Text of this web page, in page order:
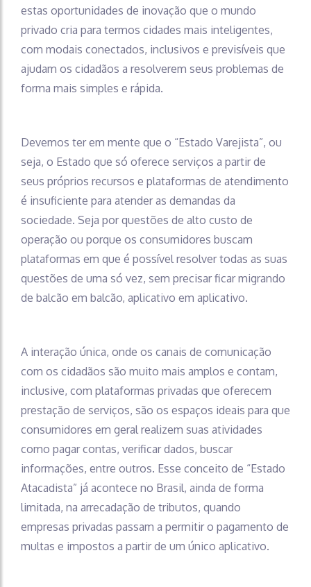
estas oportunidades de inovação que o mundo
privado cria para termos cidades mais inteligentes,
com modais conectados, inclusivos e previsíveis que
ajudam os cidadãos a resolverem seus problemas de
forma mais simples e rápida.
Devemos ter em mente que o “Estado Varejista”, ou
seja, o Estado que só oferece serviços a partir de
seus próprios recursos e plataformas de atendimento
é insuficiente para atender as demandas da
sociedade. Seja por questões de alto custo de
operação ou porque os consumidores buscam
plataformas em que é possível resolver todas as suas
questões de uma só vez, sem precisar ficar migrando
de balcão em balcão, aplicativo em aplicativo.
A interação única, onde os canais de comunicação
com os cidadãos são muito mais amplos e contam,
inclusive, com plataformas privadas que oferecem
prestação de serviços, são os espaços ideais para que
consumidores em geral realizem suas atividades
como pagar contas, verificar dados, buscar
informações, entre outros. Esse conceito de “Estado
Atacadista” já acontece no Brasil, ainda de forma
limitada, na arrecadação de tributos, quando
empresas privadas passam a permitir o pagamento de
multas e impostos a partir de um único aplicativo.